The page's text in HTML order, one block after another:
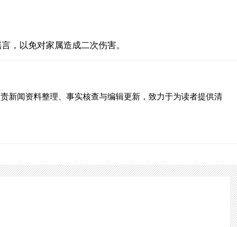
，以免对家属造成二次伤害。
新闻资料整理、事实核查与编辑更新，致力于为读者提供清